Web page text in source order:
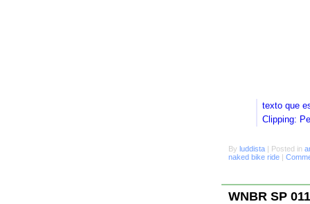
texto que
Clipping:
By luddista | Posted in
naked bike ride |
WNBR SP 011